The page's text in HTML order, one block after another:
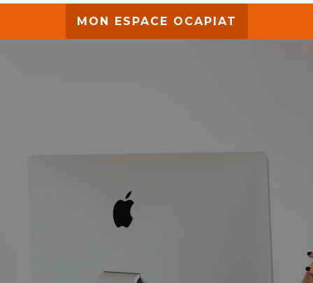
MON ESPACE OCAPIAT